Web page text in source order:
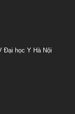
Đại học Y Hà Nội